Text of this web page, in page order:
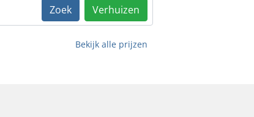
Zoek Verhuizen
Bekijk alle prijzen